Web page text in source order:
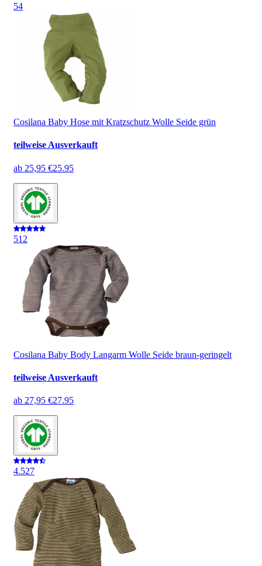
54
Cosilana Baby Hose mit Kratzschutz Wolle Seide grün
teilweise Ausverkauft
ab 25,95 €25.95
512
Cosilana Baby Body Langarm Wolle Seide braun-geringelt
teilweise Ausverkauft
ab 27,95 €27.95
4.527